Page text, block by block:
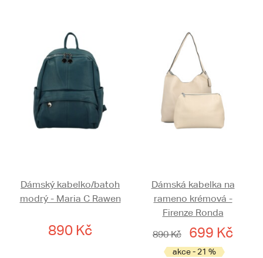
Dámský kabelko/batoh
modrý - Maria C Rawen
890 Kč
Dámská kabelka na
rameno krémová -
Firenze Ronda
890 Kč
699 Kč
akce - 21 %